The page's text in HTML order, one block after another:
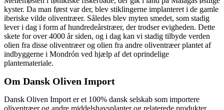
kyster. Da man først var der, blev stiklingerne implanteret i de gamle
iberiske vilde oliventræer. Således blev myten smedet, som stadig
lever i dag i form af hundredeårstræer, der trodser evigheden. Dette
skete for over 4000 år siden, og i dag kan vi stadig tilbyde verden
olien fra disse oliventræer og olien fra andre oliventræer plantet af
indbyggerne i Mondrón ved hjælp af det oprindelige
plantemateriale.
Om Dansk Oliven Import
Dansk Oliven Import er et 100% dansk selskab som importere
oliventræer og andre middelshavsplanter og relaterede produkter